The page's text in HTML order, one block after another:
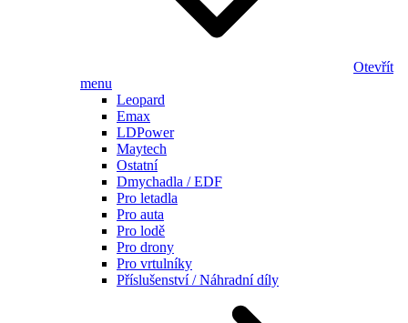
Otevřít
menu
Leopard
Emax
LDPower
Maytech
Ostatní
Dmychadla / EDF
Pro letadla
Pro auta
Pro lodě
Pro drony
Pro vrtulníky
Příslušenství / Náhradní díly